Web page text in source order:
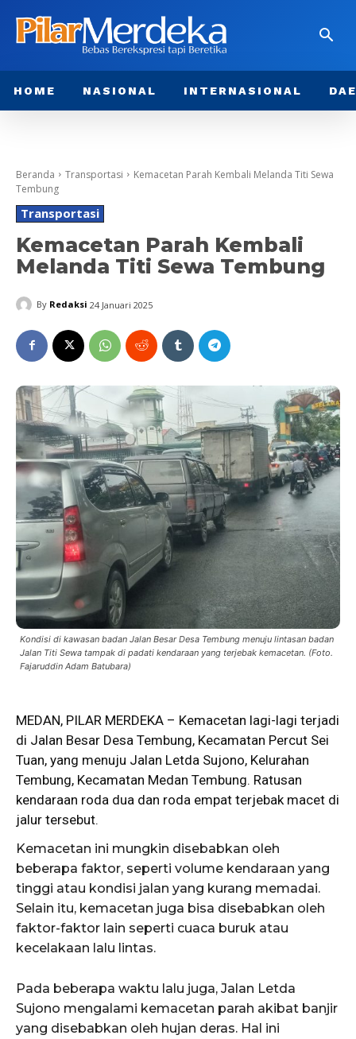
HOME NASIONAL INTERNASIONAL
Beranda Transportasi
Kemacetan Parah Kembali Melanda Titi Sewa
Tembung
Transportasi
Kemacetan Parah Kembali
Melanda Titi Sewa Tembung
By Redaksi 24 Januari 2025
Kondisi di kawasan badan Jalan Besar Desa Tembung menuju lintasan badan
Jalan Titi Sewa tampak di padati kendaraan yang terjebak kemacetan. (Foto.
Fajaruddin Adam Batubara)
MEDAN, PILAR MERDEKA – Kemacetan lagi-lagi terjadi
di Jalan Besar Desa Tembung, Kecamatan Percut Sei
Tuan, yang menuju Jalan Letda Sujono, Kelurahan
Tembung, Kecamatan Medan Tembung. Ratusan
kendaraan roda dua dan roda empat terjebak macet di
jalur tersebut.
Kemacetan ini mungkin disebabkan oleh
beberapa faktor, seperti volume kendaraan yang
tinggi atau kondisi jalan yang kurang memadai.
Selain itu, kemacetan juga bisa disebabkan oleh
faktor-faktor lain seperti cuaca buruk atau
kecelakaan lalu lintas.
Pada beberapa waktu lalu juga, Jalan Letda
Sujono mengalami kemacetan parah akibat banjir
yang disebabkan oleh hujan deras. Hal ini